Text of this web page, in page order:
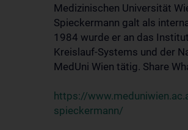
Medizinischen Universität
Spieckermann galt als
1984 wurde er an das Institut
Kreislauf-Systems und der
MedUni Wien tätig. Share
https://
spieckermann/